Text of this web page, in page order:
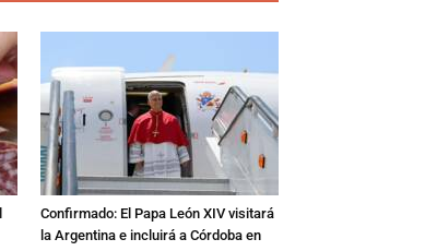
Confirmado: El Papa León XIV visitará
la Argentina e incluirá a Córdoba en